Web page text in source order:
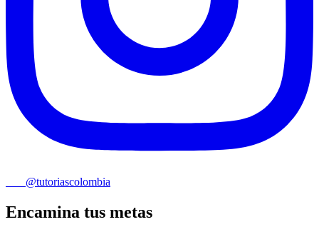
@tutoriascolombia
Encamina tus metas